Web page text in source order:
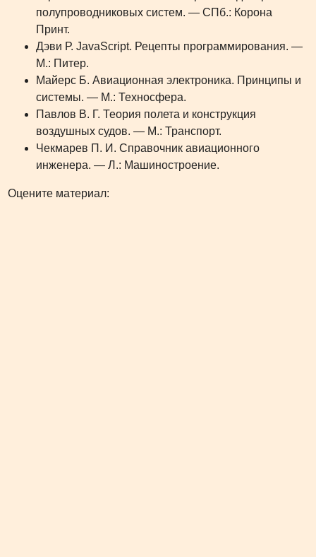
полупроводниковых систем. — СПб.: Корона
Принт.
Дэви Р. JavaScript. Рецепты программирования. —
М.: Питер.
Майерс Б. Авиационная электроника. Принципы и
системы. — М.: Техносфера.
Павлов В. Г. Теория полета и конструкция
воздушных судов. — М.: Транспорт.
Чекмарев П. И. Справочник авиационного
инженера. — Л.: Машиностроение.
Оцените материал: